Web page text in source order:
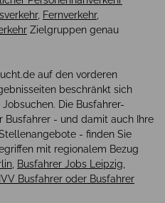
, Fernverkehr,
Zielgruppen genau
auf den vorderen
beschränkt sich
Die Busfahrer-
Busfahrer - und damit auch Ihre
- finden Sie
mit regionalem Bezug
Busfahrer Jobs Leipzig
Busfahrer oder Busfahrer